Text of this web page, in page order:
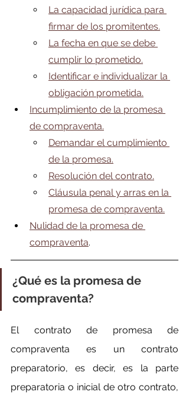
La capacidad jurídica para
firmar de los promitentes.
La fecha en que se debe
cumplir lo prometido.
Identificar e individualizar la
obligación prometida.
Incumplimiento de la promesa
de compraventa.
Demandar el cumplimiento
de la promesa.
Resolución del contrato.
Cláusula penal y arras en la
promesa de compraventa.
Nulidad de la promesa de
compraventa.
¿Qué es la promesa de
compraventa?
El contrato de promesa de
compraventa es un contrato
preparatorio, es decir, es la parte
preparatoria o inicial de otro contrato,